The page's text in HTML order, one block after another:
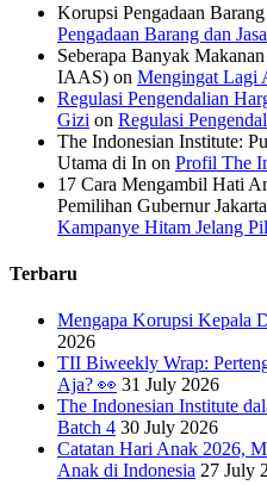
Korupsi Pengadaan
Pengadaan Barang dan
Seberapa Banyak
IAAS) on Mengingat Lagi
Regulasi Pengendalian
Gizi on Regulasi
The Indonesian Institute:
Utama di In on Profil The
17 Cara Mengambil Hati
Pemilihan Gubernur
Kampanye Hitam Jelang
Terbaru
Mengapa Korupsi Kepala
2026
TII Biweekly Wrap:
Aja? 👀 31 July 2026
The Indonesian Institute
Batch 4 30 July 2026
Catatan Hari Anak 2026,
Anak di Indonesia 27 July